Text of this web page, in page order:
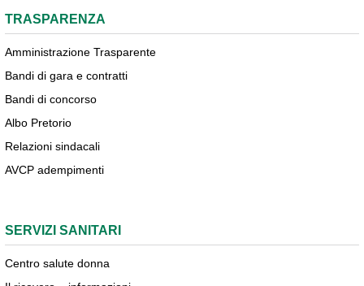
TRASPARENZA
Amministrazione Trasparente
Bandi di gara e contratti
Bandi di concorso
Albo Pretorio
Relazioni sindacali
AVCP adempimenti
SERVIZI SANITARI
Centro salute donna